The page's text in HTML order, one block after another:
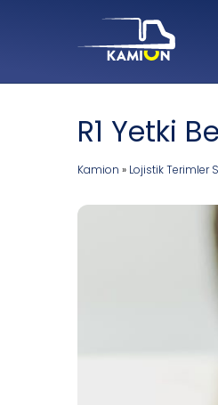
R1 Yetki
Kamion » Lojistik Terimler